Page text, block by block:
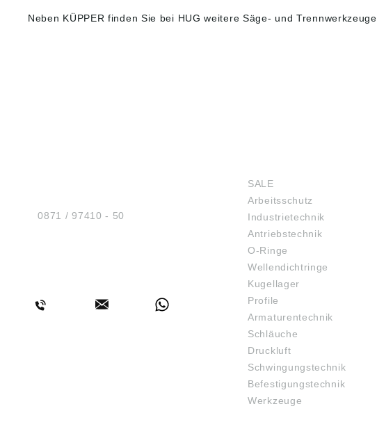
Neben KÜPPER finden Sie bei HUG weitereSäge- und Trennwerkzeuge
Tel.:0871 / 97410 - 50
SALE
Arbeitsschutz
Industrietechnik
Antriebstechnik
O-Ringe
Wellendichtringe
Kugellager
Profile
Armaturentechnik
Schläuche
Druckluft
Schwingungstechnik
Befestigungstechnik
Werkzeuge